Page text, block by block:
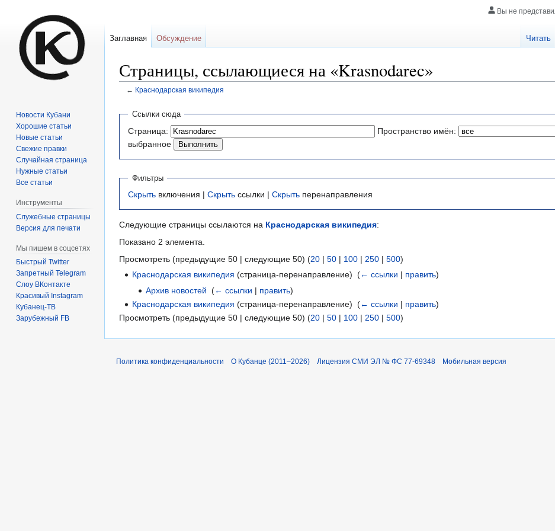
Страницы, ссылающиеся на «Krasnodarec»
← Краснодарская википедия
Перейти
навигации
Перейти
поиску
Ссылки сюда
Страница: Пространство имён:
выбранное
Фильтры
Скрыть включения | Скрыть ссылки | Скрыть перенаправления
Следующие страницы ссылаются на Краснодарская википедия:
Показано 2 элемента.
Просмотреть (предыдущие 50 | следующие 50) (20 | 50 | 100 | 250 | 500)
Краснодарская википедия (страница-перенаправление) ‎(← ссылки | править)
Архив новостей (← ссылки | править)
Краснодарская википедия (страница-перенаправление) ‎(← ссылки | править)
Просмотреть (предыдущие 50 | следующие 50) (20 | 50 | 100 | 250 | 500)
Вы не
Заглавная Обсуждение Читать
Новости Кубани
Хорошие статьи
Новые статьи
Свежие правки
Случайная страница
Нужные статьи
Все статьи
Инструменты
Служебные страницы
Версия для печати
Мы пишем в соцсетях
Быстрый Twitter
Запретный Telegram
Слоу ВКонтакте
Красивый Instagram
Кубанец-ТВ
Зарубежный FB
Политика конфиденциальности О Кубанце (2011–2026) Лицензия СМИ ЭЛ № ФС 77-69348 Мобильная версия